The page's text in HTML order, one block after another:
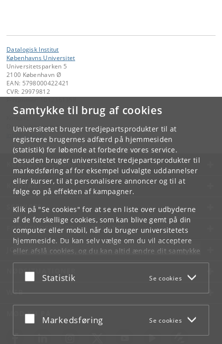
Samtykke til brug af cookies
Universitetet bruger tredjepartsprodukter til at
registrere brugernes adfærd på hjemmesiden
(statistik) for løbende at forbedre vores service.
Desuden bruger universitetet tredjepartsprodukter til
markedsføring af for eksempel udvalgte uddannelser
eller kurser, til at personalisere annoncer og til at
følge op på effekten af kampagner.
Klik på "Se cookies" for at se en liste over udbyderne
af de forskellige cookies, som kan blive gemt på din
computer eller mobil, når du bruger universitetets
hjemmeside. Du kan selv vælge om du vil acceptere
eller afslå cookies, og du kan altid ændre dit samtykke
underCookie- og privatlivspolitiksom du finder i
bunden af hver side.
Acceptér eller afslå
Statistik Se cookies
Acceptér eller afslå
Markedsføring Se cookies
Datalogisk Institut
Københavns Universitet
Universitetsparken 5
2100 København Ø
EAN: 5798000422421
CVR: 29979812
Datalogisk Institut
KØBENHAVNS UNIVERSITET
KONTAKT
SERVICES
FOR STUDERENDE OG ANSATTE
JOB OG KARRIERE
NØDSITUATIONER
WEB
MØD KU PÅ